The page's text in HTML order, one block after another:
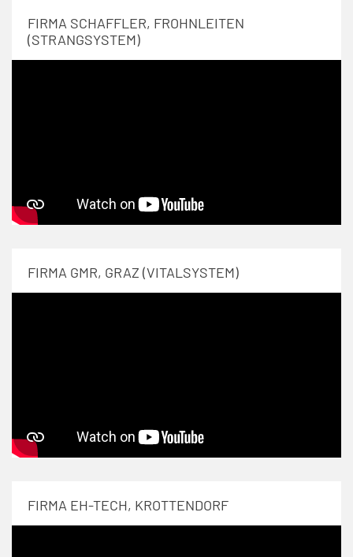
FIRMA SCHAFFLER, FROHNLEITEN
(STRANGSYSTEM)
FIRMA GMR, GRAZ (VITALSYSTEM)
FIRMA EH-TECH, KROTTENDORF